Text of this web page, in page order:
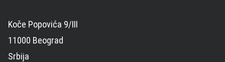
Koče Popovića 9/III
11000 Beograd
Srbija